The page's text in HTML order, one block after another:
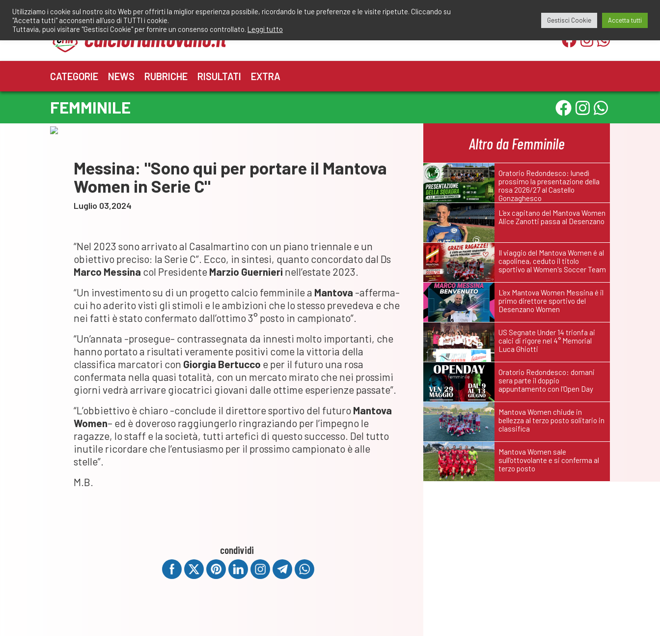
contenuto
redazione@calciomantovano.it
CATEGORIE NEWS RUBRICHE RISULTATI EXTRA
FEMMINILE
Messina: "Sono qui per portare il Mantova
Women in Serie C"
Luglio 03,2024
“Nel 2023 sono arrivato al Casalmartino con un piano triennale e un
obiettivo preciso: la Serie C”. Ecco, in sintesi, quanto concordato dal Ds
Marco Messina col Presidente Marzio Guernieri nell’estate 2023.
“Un investimento su di un progetto calcio femminile a Mantova -afferma-
cui ho aderito visti gli stimoli e le ambizioni che lo stesso prevedeva e che
nei fatti è stato confermato dall’ottimo 3° posto in campionato”.
“Un’annata -prosegue- contrassegnata da innesti molto importanti, che
hanno portato a risultati veramente positivi come la vittoria della
classifica marcatori con Giorgia Bertucco e per il futuro una rosa
confermata nella quasi totalità, con un mercato mirato che nei prossimi
giorni vedrà arrivare giocatrici giovani dalle ottime esperienze passate”.
“L’obbiettivo è chiaro -conclude il direttore sportivo del futuro Mantova
Women– ed è doveroso raggiungerlo ringraziando per l’impegno le
ragazze, lo staff e la società, tutti artefici di questo successo. Del tutto
inutile ricordare che l’entusiasmo per il prossimo campionato è alle
stelle”.
M.B.
condividi
Altro da Femminile
Oratorio Redondesco: lunedì
prossimo la presentazione della
rosa 2026/27 al Castello
Gonzaghesco
L'ex capitano del Mantova Women
Alice Zanotti passa al Desenzano
Il viaggio del Mantova Women é al
capolinea, ceduto il titolo
sportivo al Women's Soccer Team
L'ex Mantova Women Messina é il
primo direttore sportivo del
Desenzano Women
US Segnate Under 14 trionfa ai
calci di rigore nel 4° Memorial
Luca Ghiotti
Oratorio Redondesco: domani
sera parte il doppio
appuntamento con l'Open Day
Mantova Women chiude in
bellezza al terzo posto solitario in
classifica
Mantova Women sale
sull'ottovolante e si conferma al
terzo posto
Utilizziamo i cookie sul nostro sito Web per offrirti la miglior esperienza possibile, ricordando le tue preferenze e le visite ripetute. Cliccando su
"Accetta tutti" acconsenti all'uso di TUTTI i cookie.
Tuttavia, puoi visitare "Gestisci Cookie" per fornire un consenso controllato. Leggi tutto
Gestisci Cookie Accetta tutti